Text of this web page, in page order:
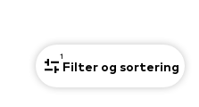
1
Filter og sortering
Overtrøjer
Buksedragter